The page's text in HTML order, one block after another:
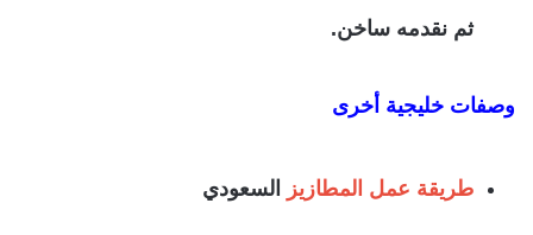
ثم نقدمه ساخن.
وصفات خليجية أخرى
طريقة عمل المطازيز السعودي